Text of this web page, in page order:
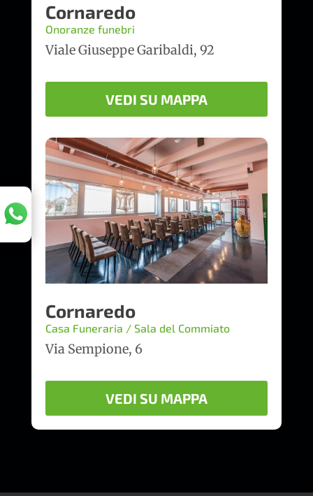
Cornaredo
Onoranze funebri
Viale Giuseppe Garibaldi, 92
VEDI SU MAPPA
Cornaredo
Casa Funeraria / Sala del Commiato
Via Sempione, 6
VEDI SU MAPPA